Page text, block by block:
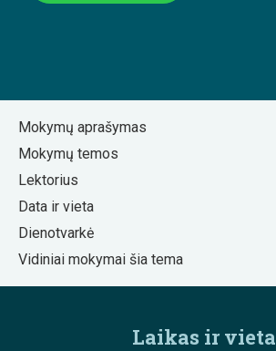
Mokymų aprašymas
Mokymų temos
Lektorius
Data ir vieta
Dienotvarkė
Vidiniai mokymai šia tema
Laikas ir vieta